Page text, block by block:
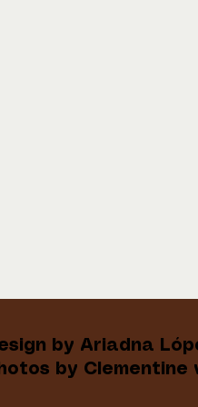
by Ariadna
by Clementine